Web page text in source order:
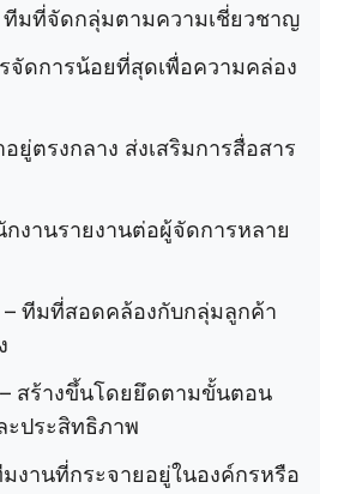
มที่จัดกลุ่มตามความเชี่ยวชาญ
จัดการน้อยที่สุดเพื่อความคล่อง
ยู่ตรงกลาง ส่งเสริมการสื่อสาร
งานรายงานต่อผู้จัดการหลาย
– ทีมที่สอดคล้องกับกลุ่มลูกค้า
– สร้างขึ้นโดยยึดตามขั้นตอน
ะประสิทธิภาพ
งานที่กระจายอยู่ในองค์กรหรือ